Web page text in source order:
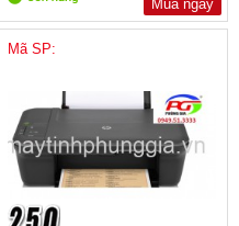
Mua ngay
Mã SP: